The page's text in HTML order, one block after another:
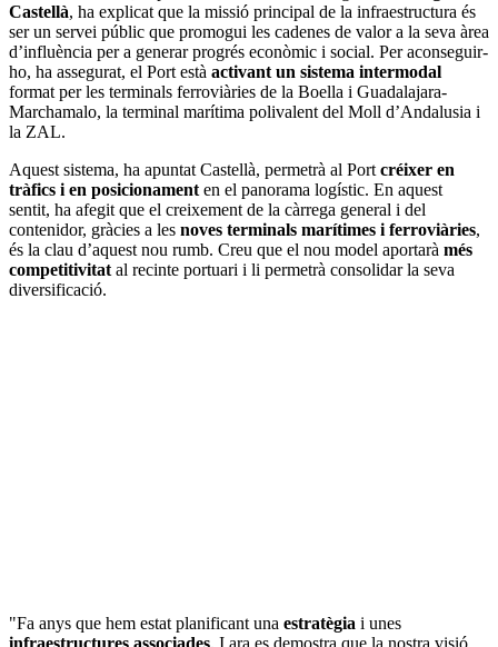
Castellà, ha explicat que la missió principal de la infraestructura és
ser un servei públic que promogui les cadenes de valor a la seva àrea
d’influència per a generar progrés econòmic i social. Per aconseguir-
ho, ha assegurat, el Port està activant un sistema intermodal
format per les terminals ferroviàries de la Boella i Guadalajara-
Marchamalo, la terminal marítima polivalent del Moll d’Andalusia i
la ZAL.
Aquest sistema, ha apuntat Castellà, permetrà al Portcréixer en
tràfics i en posicionamenten el panorama logístic. En aquest
sentit, ha afegit que el creixement de la càrrega general i del
contenidor, gràcies a les noves terminals marítimes i ferroviàries,
és la clau d’aquest nou rumb. Creu que el nou model aportarà més
competitivitatal recinte portuari i li permetrà consolidar la seva
diversificació.
"Fa anys que hem estat planificant una estratègia i unes